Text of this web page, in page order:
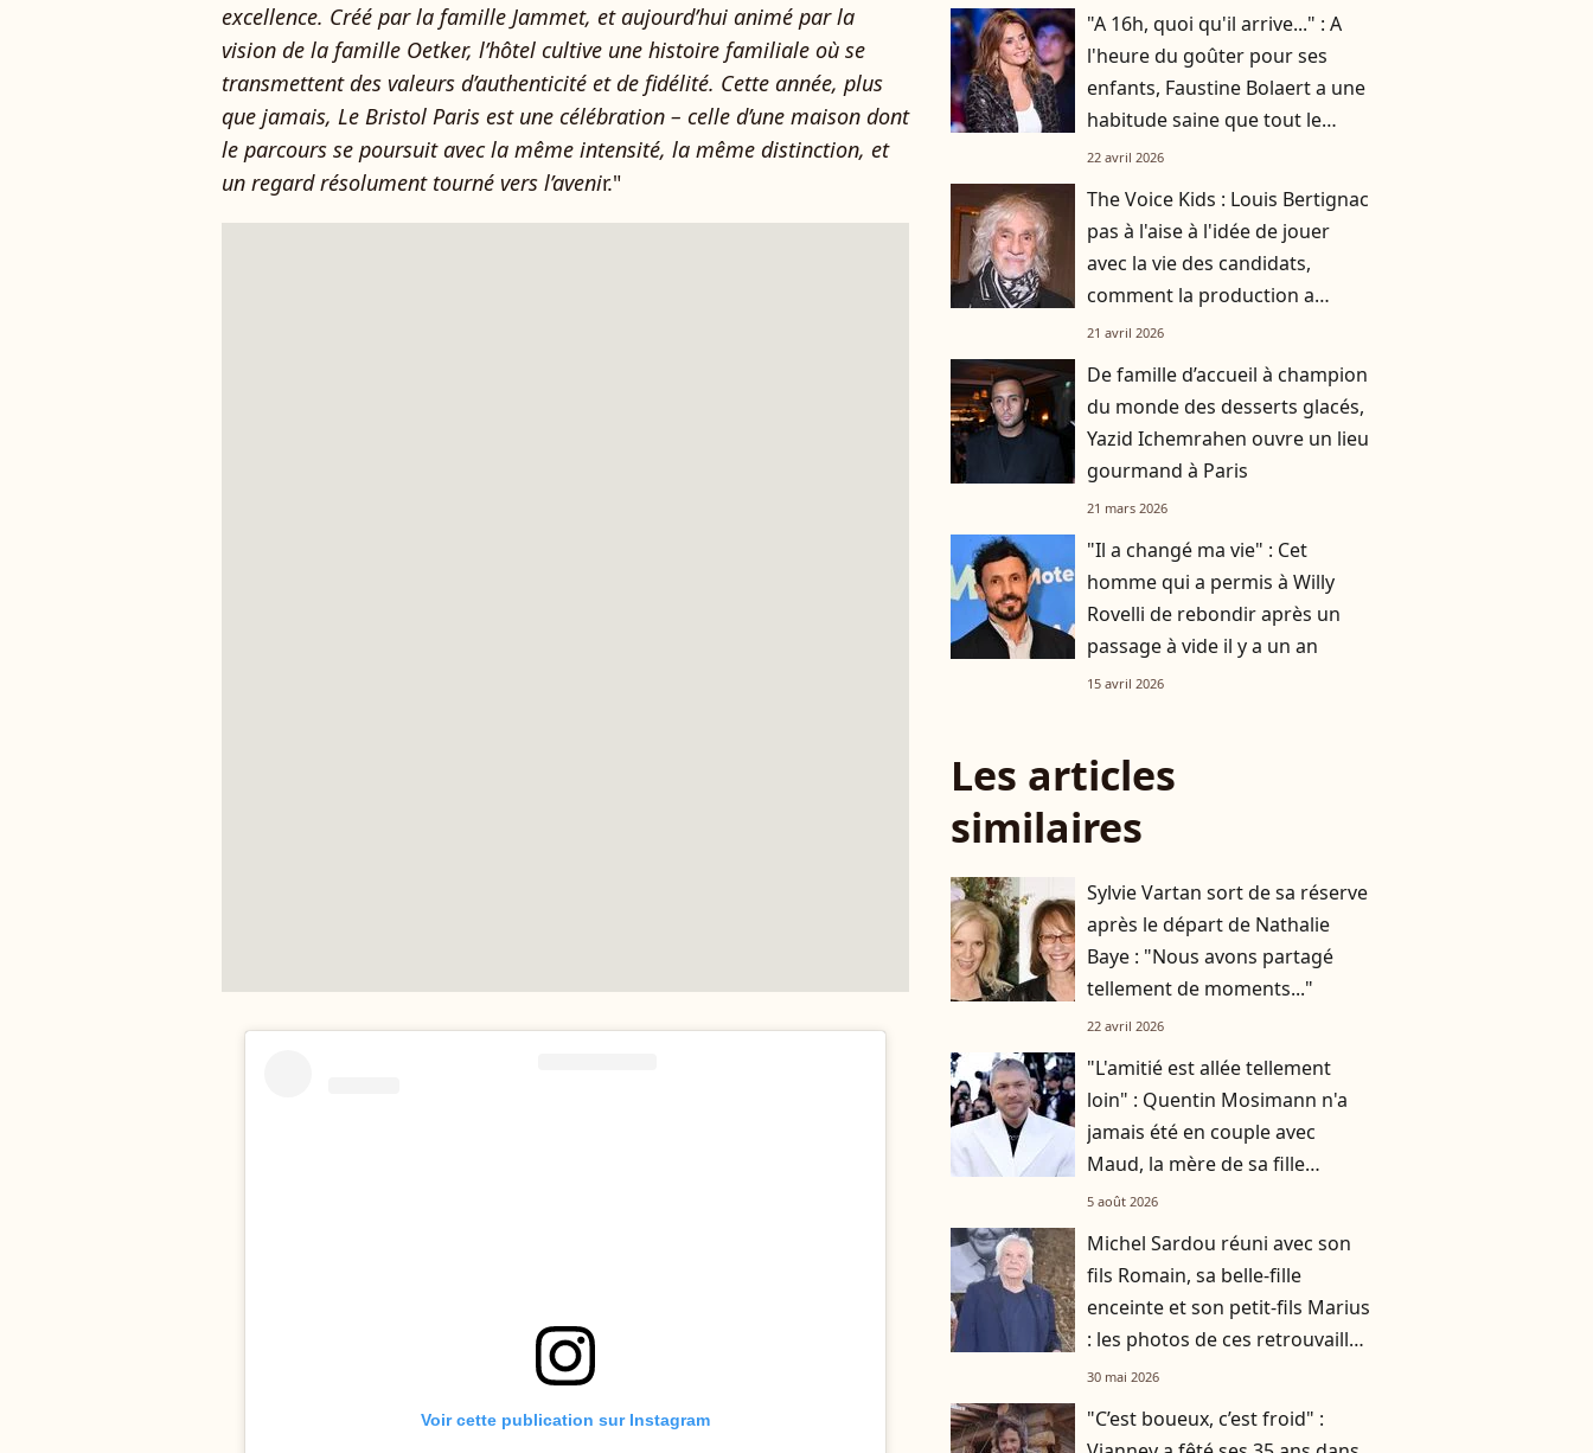
excellence. Créé par la famille Jammet, et aujourd’hui animé par la
vision de la famille Oetker, l’hôtel cultive une histoire familiale où se
transmettent des valeurs d’authenticité et de fidélité. Cette année, plus
que jamais, Le Bristol Paris est une célébration – celle d’une maison dont
le parcours se poursuit avec la même intensité, la même distinction, et
un regard résolument tourné vers l’avenir."
Voir cette publication sur Instagram
"A 16h, quoi qu'il arrive..." : A
l'heure du goûter pour ses
enfants, Faustine Bolaert a une
habitude saine que tout le
monde peut copier
22 avril 2026
The Voice Kids : Louis Bertignac
pas à l'aise à l'idée de jouer
avec la vie des candidats,
comment la production a
réussi à le faire rempiler
21 avril 2026
De famille d’accueil à champion
du monde des desserts glacés,
Yazid Ichemrahen ouvre un lieu
gourmand à Paris
21 mars 2026
"Il a changé ma vie" : Cet
homme qui a permis à Willy
Rovelli de rebondir après un
passage à vide il y a un an
15 avril 2026
Les articles
similaires
Sylvie Vartan sort de sa réserve
après le départ de Nathalie
Baye : "Nous avons partagé
tellement de moments..."
22 avril 2026
"L'amitié est allée tellement
loin" : Quentin Mosimann n'a
jamais été en couple avec
Maud, la mère de sa fille
Hayden
5 août 2026
Michel Sardou réuni avec son
fils Romain, sa belle-fille
enceinte et son petit-fils Marius
: les photos de ces retrouvailles
familiales à Bormes-les-
30 mai 2026
"C’est boueux, c’est froid" :